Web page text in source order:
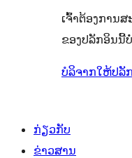
ເຈົ້າຕ້ອງການ
ຂອງປລັກອິນນີ້
ບໍລິຈາກໃຫ້ປລັ
ກ່ຽວກັບ
ຂ່າວສານ